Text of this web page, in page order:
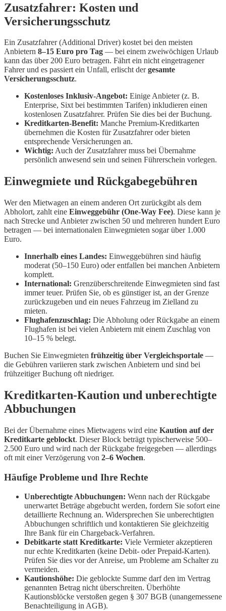
Zusatzfahrer: Kosten und
Versicherungsschutz
Ein Zusatzfahrer (Additional Driver) kostet bei den meisten
Anbietern 8–15 Euro pro Tag — bei einem zweiwöchigen Urlaub
kann das über 200 Euro betragen. Fährt ein nicht eingetragener
Fahrer und es passiert ein Unfall, erlischt dergesamte
Versicherungsschutz.
Kostenloses Inklusiv-Angebot: Einige Anbieter (z. B.
Enterprise, Sixt bei bestimmten Tarifen) inkludieren einen
kostenlosen Zusatzfahrer. Prüfen Sie dies bei der Buchung.
Kreditkarten-Benefit: Manche Premium-Kreditkarten
übernehmen die Kosten für Zusatzfahrer oder bieten
entsprechende Versicherungen an.
Wichtig: Auch der Zusatzfahrer muss bei Übernahme
persönlich anwesend sein und seinen Führerschein vorlegen.
Einwegmiete und Rückgabegebühren
Wer den Mietwagen an einem anderen Ort zurückgibt als dem
Abholort, zahlt eine Einweggebühr (One-Way Fee). Diese kann je
nach Strecke und Anbieter zwischen 50 und mehreren hundert Euro
betragen — bei internationalen Einwegmieten sogar über 1.000
Euro.
Innerhalb eines Landes: Einweggebühren sind häufig
moderat (50–150 Euro) oder entfallen bei manchen Anbietern
komplett.
International: Grenzüberschreitende Einwegmieten sind fast
immer teuer. Prüfen Sie, ob es günstiger ist, an der Grenze
zurückzugeben und ein neues Fahrzeug im Zielland zu
mieten.
Flughafenzuschlag: Die Abholung oder Rückgabe an einem
Flughafen ist bei vielen Anbietern mit einem Zuschlag von
10–15 % belegt.
Buchen Sie Einwegmieten frühzeitig über Vergleichsportale —
die Gebühren variieren stark zwischen Anbietern und sind bei
frühzeitiger Buchung oft niedriger.
Kreditkarten-Kaution und unberechtigte
Abbuchungen
Bei der Übernahme eines Mietwagens wird eine Kaution auf der
Kreditkarte geblockt. Dieser Block beträgt typischerweise 500–
2.500 Euro und wird nach der Rückgabe freigegeben — allerdings
oft mit einer Verzögerung von 2–6 Wochen.
Häufige Probleme und Ihre Rechte
Unberechtigte Abbuchungen: Wenn nach der Rückgabe
unerwartet Beträge abgebucht werden, fordern Sie sofort eine
detaillierte Rechnung an. Widersprechen Sie unberechtigten
Abbuchungen schriftlich und kontaktieren Sie gleichzeitig
Ihre Bank für ein Chargeback-Verfahren.
Debitkarte statt Kreditkarte: Viele Vermieter akzeptieren
nur echte Kreditkarten (keine Debit- oder Prepaid-Karten).
Prüfen Sie dies vor der Anreise, um Probleme am Schalter zu
vermeiden.
Kautionshöhe: Die geblockte Summe darf den im Vertrag
genannten Betrag nicht überschreiten. Überhöhte
Kautionsblöcke verstoßen gegen § 307 BGB (unangemessene
Benachteiligung in AGB).